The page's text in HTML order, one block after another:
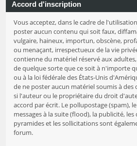
Accord d'inscription
Vous acceptez, dans le cadre de
poster aucun contenu qui soit faux,
vulgaire, haineux, importun, obscène,
ou menaçant, irrespectueux de la vie
contienne du matériel réservé aux
de quelque sorte que ce soit à n'importe
ou à la loi fédérale des États-Unis
de ne poster aucun matériel soumis à
si l'auteur ou le propriétaire du droit
accord par écrit. Le pollupostage (spam),
messages à la suite (flood), la publicité, les
pyramides et les sollicitations sont
forum.